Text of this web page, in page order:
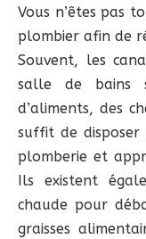
Vous n’êtes pas
plombier afin de
Souvent, les
salle de bains
d’aliments, des
suffit de disposer
plomberie et
Ils existent
chaude pour
graisses